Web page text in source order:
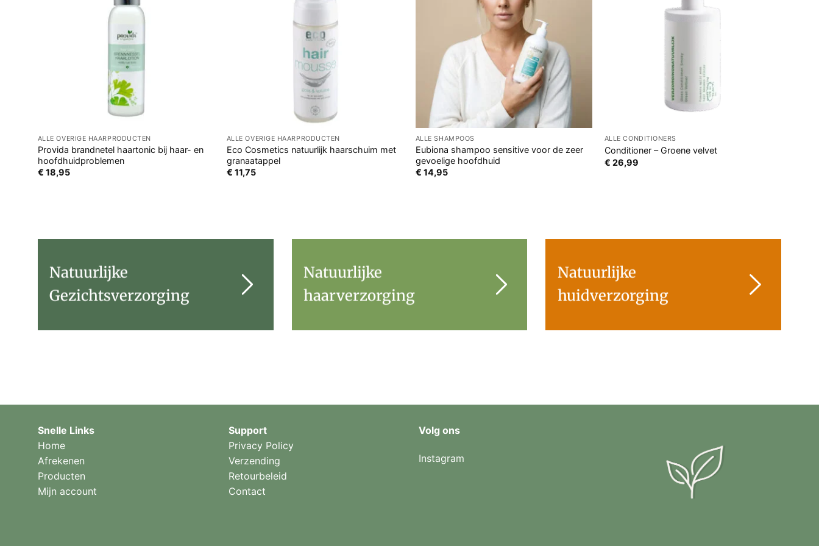
ALLE OVERIGE HAARPRODUCTEN
Provida brandnetel haartonic bij haar- en
hoofdhuidproblemen
€ 18,95
ALLE OVERIGE HAARPRODUCTEN
Eco Cosmetics natuurlijk haarschuim met
granaatappel
€ 11,75
ALLE SHAMPOOS
Eubiona shampoo sensitive voor de zeer
gevoelige hoofdhuid
€ 14,95
ALLE CONDITIONERS
Conditioner – Groene velvet
€ 26,99
Natuurlijke
Gezichtsverzorging
Natuurlijke
haarverzorging
Natuurlijke
huidverzorging
Snelle Links
Home
Afrekenen
Producten
Mijn account
Support
Privacy Policy
Verzending
Retourbeleid
Contact
Volg ons
Instagram